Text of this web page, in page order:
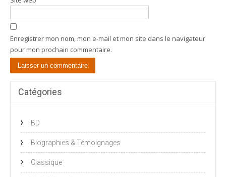
Enregistrer mon nom, mon e-mail et mon site dans le navigateur
pour mon prochain commentaire.
Catégories
BD
Biographies & Témoignages
Classique